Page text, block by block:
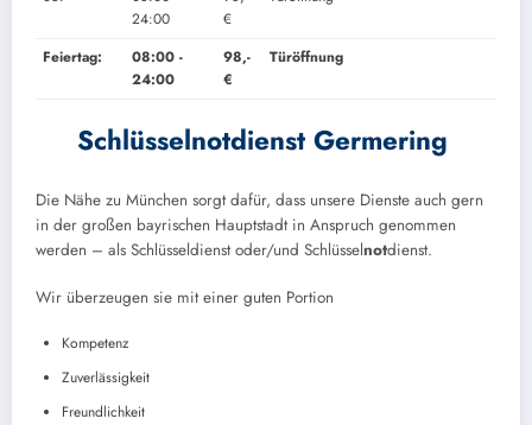
24:00
€
Feiertag:
08:00 -
24:00
98,-
€
Türöffnung
Schlüsselnotdienst Germering
Die Nähe zu München sorgt dafür, dass unsere Dienste auch gern
in der großen bayrischen Hauptstadt in Anspruch genommen
werden – als Schlüsseldienst oder/und Schlüsselnotdienst.
Wir überzeugen sie mit einer guten Portion
Kompetenz
Zuverlässigkeit
Freundlichkeit